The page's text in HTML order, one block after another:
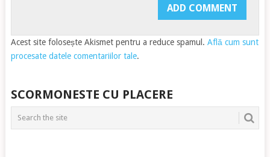
Acest site folosește Akismet pentru a reduce spamul. Află cum sunt
procesate datele comentariilor tale.
SCORMONESTE CU PLACERE